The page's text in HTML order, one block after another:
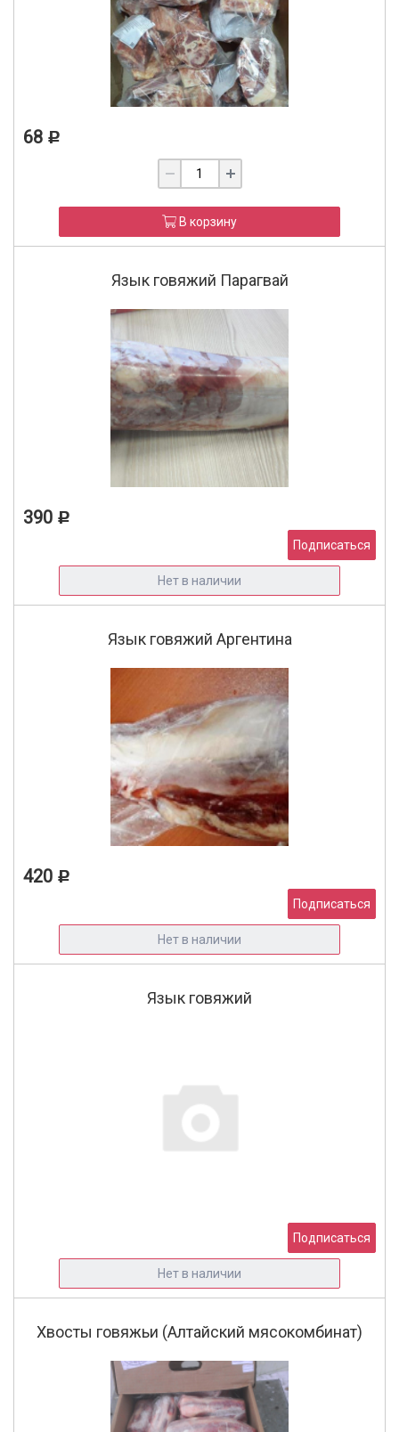
68 Р
В корзину
Язык говяжий Парагвай
390 Р
Подписаться
Нет в наличии
Язык говяжий Аргентина
420 Р
Подписаться
Нет в наличии
Язык говяжий
Подписаться
Нет в наличии
Хвосты говяжьи (Алтайский мясокомбинат)